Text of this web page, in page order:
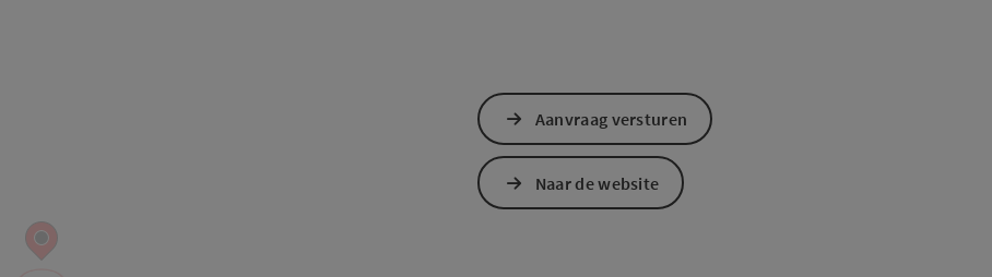
Aanvraag versturen
Naar de website